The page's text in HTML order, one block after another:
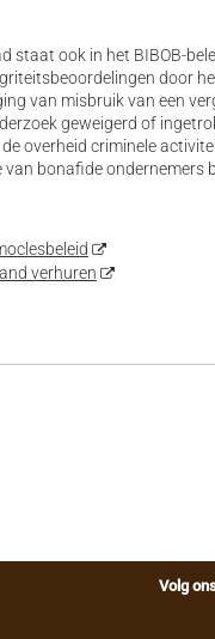
staat ook in het BIBOB-
door
van misbruik van een
geweigerd of
overheid criminele
bonafide ondernemers
verhuren
Volg